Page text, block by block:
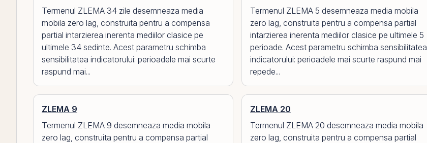
Termenul ZLEMA 34 zile desemneaza media
mobila zero lag, construita pentru a compensa
partial intarzierea inerenta mediilor clasice pe
ultimele 34 sedinte. Acest parametru schimba
sensibilitatea indicatorului: perioadele mai scurte
raspund mai...
Termenul ZLEMA 5 desemneaza media mobila
zero lag, construita pentru a compensa partial
intarzierea inerenta mediilor clasice pe ultimele 5
perioade. Acest parametru schimba sensibilitatea
indicatorului: perioadele mai scurte raspund mai
repede...
ZLEMA 9
Termenul ZLEMA 9 desemneaza media mobila
zero lag, construita pentru a compensa partial
ZLEMA 20
Termenul ZLEMA 20 desemneaza media mobila
zero lag, construita pentru a compensa partial